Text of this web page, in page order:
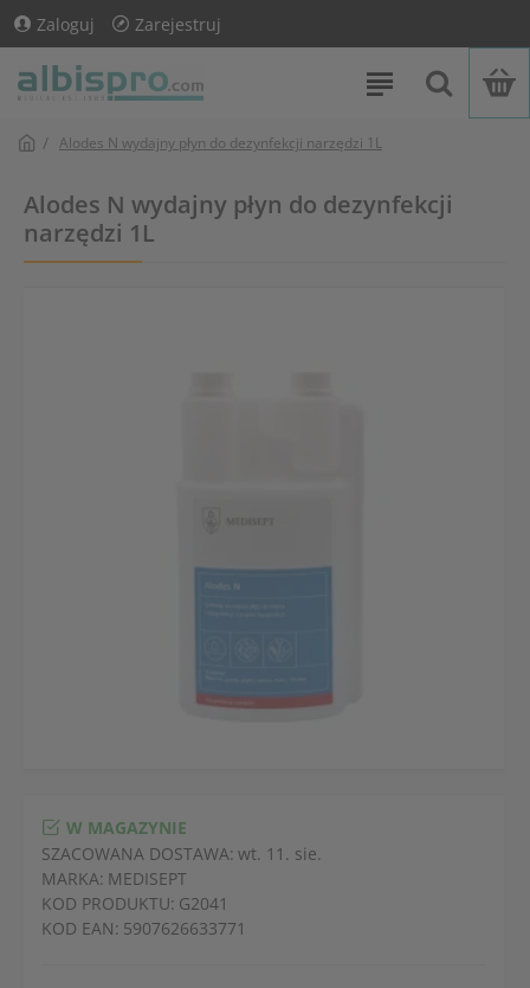
Zaloguj Zarejestruj
Alodes N wydajny płyn do dezynfekcji narzędzi 1L
Alodes N wydajny płyn do dezynfekcji
narzędzi 1L
W MAGAZYNIE
SZACOWANA DOSTAWA: wt. 11. sie.
MARKA: MEDISEPT
KOD PRODUKTU: G2041
KOD EAN: 5907626633771